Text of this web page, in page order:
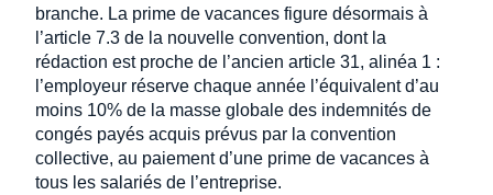
branche. La prime de vacances figure désormais à
l’article 7.3 de la nouvelle convention, dont la
rédaction est proche de l’ancien article 31, alinéa 1 :
l’employeur réserve chaque année l’équivalent d’au
moins 10% de la masse globale des indemnités de
congés payés acquis prévus par la convention
collective, au paiement d’une prime de vacances à
tous les salariés de l’entreprise.